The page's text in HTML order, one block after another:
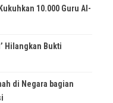
10.000 Guru Al-
Hilangkan Bukti
di Negara bagian